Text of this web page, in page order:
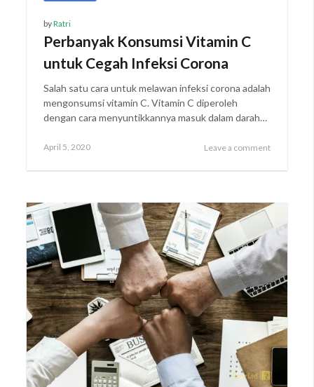
byRatri
Perbanyak Konsumsi Vitamin C
untuk Cegah Infeksi Corona
Salah satu cara untuk melawan infeksi corona adalah
mengonsumsi vitamin C. Vitamin C diperoleh
dengan cara menyuntikkannya masuk dalam darah…
Leave a comment
Posted
April 5, 2020April